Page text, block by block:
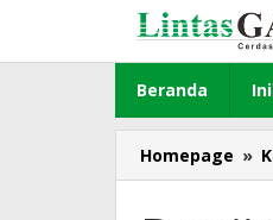
konten
Beranda
Homepage »